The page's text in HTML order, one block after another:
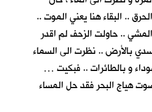
.. البقاء هنا يعني الموت ..
.. حاولت الزحف لم اقدر
بالأرض .. نظرت الى السماء
و بالطائرات .. فبكيت …
هياج البحر فقد حل المساء